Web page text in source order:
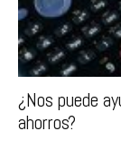
¿Nos puede
ahorros?